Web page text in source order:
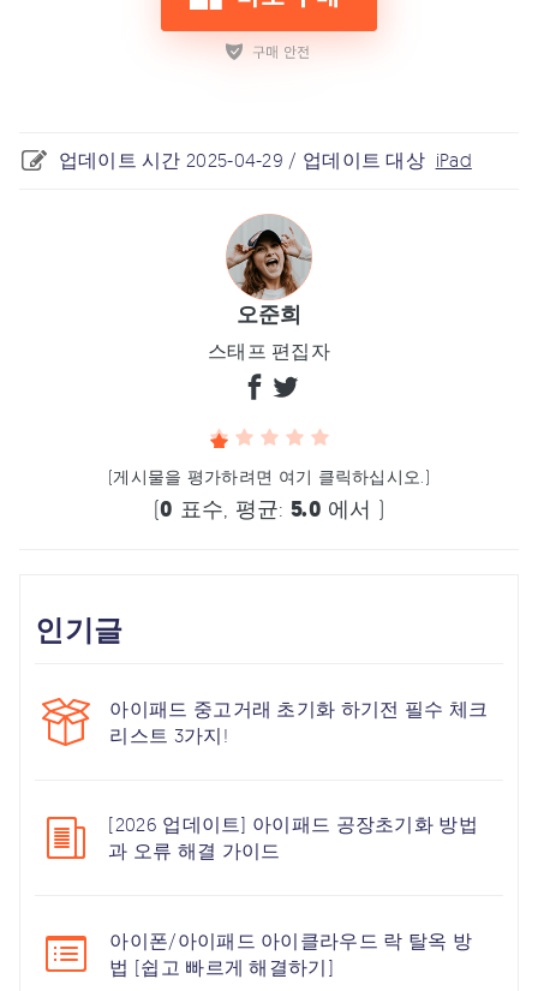
업데이트 시간 2025-04-29 / 업데이트 대상 iPad
오준희
스태프 편집자
(게시물을 평가하려면 여기 클릭하십시오.)
(0 표수, 평균: 5.0 에서 )
인기글
아이패드 중고거래 초기화 하기전 필수 체크
리스트 3가지!
[2026 업데이트] 아이패드 공장초기화 방법
과 오류 해결 가이드
아이폰/아이패드 아이클라우드 락 탈옥 방
법 [쉽고 빠르게 해결하기]